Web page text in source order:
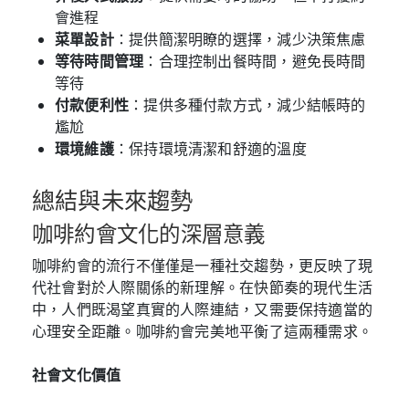
會進程
菜單設計：提供簡潔明瞭的選擇，減少決策焦慮
等待時間管理 ：合理控制出餐時間，避免長時間
等待
付款便利性 ：提供多種付款方式，減少結帳時的
尷尬
環境維護：保持環境清潔和舒適的溫度
總結與未來趨勢
咖啡約會文化的深層意義
咖啡約會的流行不僅僅是一種社交趨勢，更反映了現
代社會對於人際關係的新理解。在快節奏的現代生活
中，人們既渴望真實的人際連結，又需要保持適當的
心理安全距離。咖啡約會完美地平衡了這兩種需求。
社會文化價值